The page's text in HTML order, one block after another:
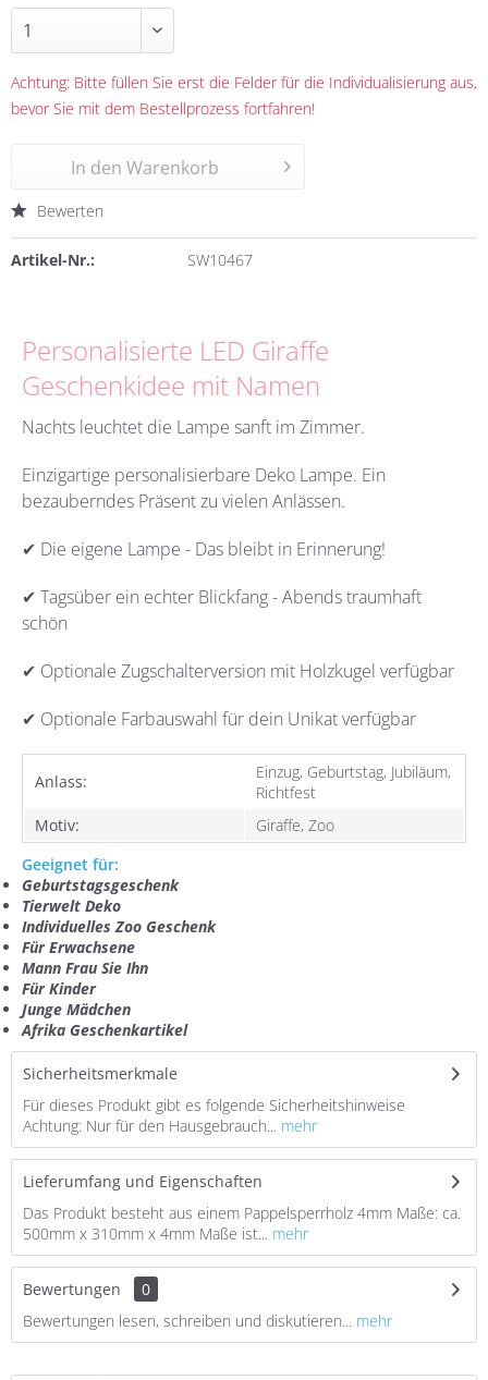
Achtung: Bitte füllen Sie erst die Felder für die Individualisierung aus,
bevor Sie mit dem Bestellprozess fortfahren!
In den Warenkorb
Bewerten
Artikel-Nr.: SW10467
Personalisierte LED Giraffe
Geschenkidee mit Namen
Nachts leuchtet die Lampe sanft im Zimmer.
Einzigartige personalisierbare Deko Lampe. Ein
bezauberndes Präsent zu vielen Anlässen.
✔ Die eigene Lampe - Das bleibt in Erinnerung!
✔ Tagsüber ein echter Blickfang - Abends traumhaft
schön
✔ Optionale Zugschalterversion mit Holzkugel verfügbar
✔ Optionale Farbauswahl für dein Unikat verfügbar
Anlass:
Einzug, Geburtstag, Jubiläum,
Richtfest
Motiv:
Giraffe, Zoo
Geeignet für:
Geburtstagsgeschenk
Tierwelt Deko
IndividuellesZoo Geschenk
Für Erwachsene
Mann Frau Sie Ihn
Für Kinder
Junge Mädchen
Afrika Geschenkartikel
Sicherheitsmerkmale
Für dieses Produkt gibt es folgende Sicherheitshinweise
Achtung: Nur für den Hausgebrauch... mehr
Lieferumfang und Eigenschaften
Das Produkt besteht aus einem Pappelsperrholz 4mm Maße: ca.
500mm x 310mm x 4mm Maße ist... mehr
Bewertungen
0
Bewertungen lesen, schreiben und diskutieren... mehr